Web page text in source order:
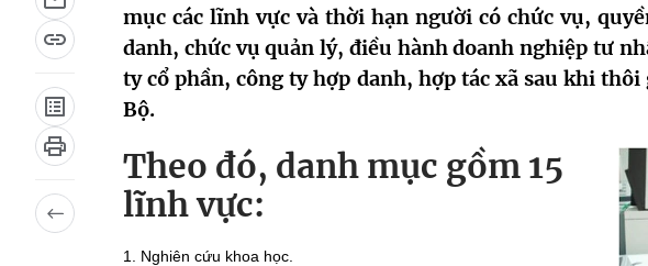
mục các lĩnh vực và thời hạn người có chức vụ,
danh, chức vụ quản lý, điều hành doanh nghiệp tư
ty cổ phần, công ty hợp danh, hợp tác xã sau khi
Bộ.
Theo đó, danh mục gồm 15
lĩnh vực:
1. Nghiên cứu khoa học.